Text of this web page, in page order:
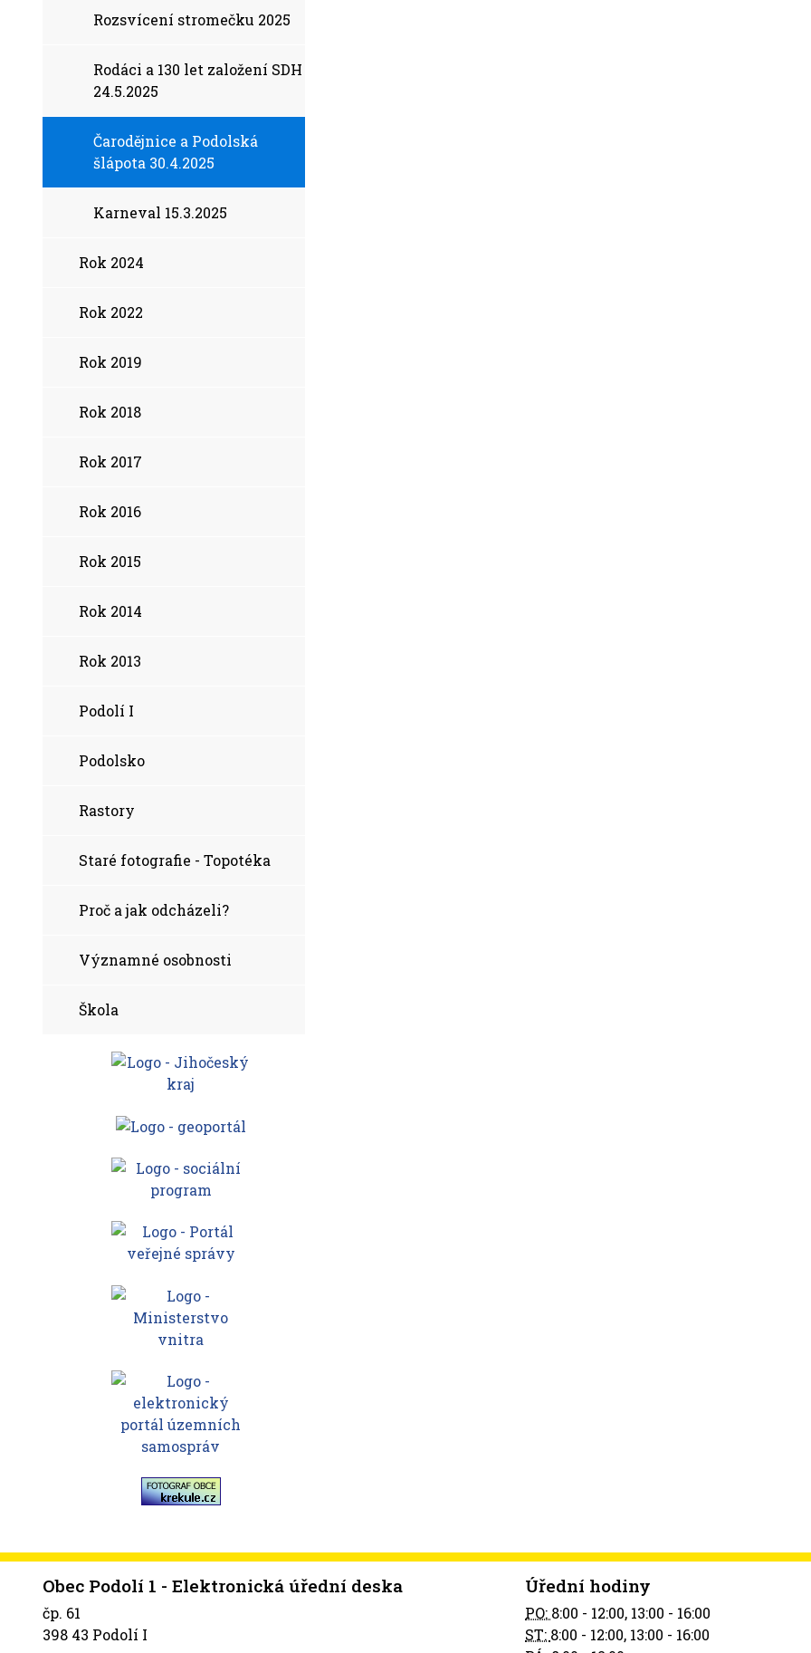
Rozsvícení stromečku 2025
Rodáci a 130 let založení SDH
24.5.2025
Čarodějnice a Podolská
šlápota 30.4.2025
Karneval 15.3.2025
Rok 2024
Rok 2022
Rok 2019
Rok 2018
Rok 2017
Rok 2016
Rok 2015
Rok 2014
Rok 2013
Podolí I
Podolsko
Rastory
Staré fotografie - Topotéka
Proč a jak odcházeli?
Významné osobnosti
Škola
Obec Podolí 1 - Elektronická úřední deska
čp. 61
398 43 Podolí I
Úřední hodiny
PO: 8:00 - 12:00, 13:00 - 16:00
ST: 8:00 - 12:00, 13:00 - 16:00